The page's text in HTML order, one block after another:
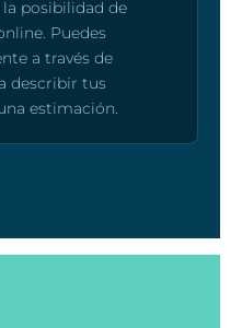
posibilidad de
Puedes
a través de
describir tus
estimación.